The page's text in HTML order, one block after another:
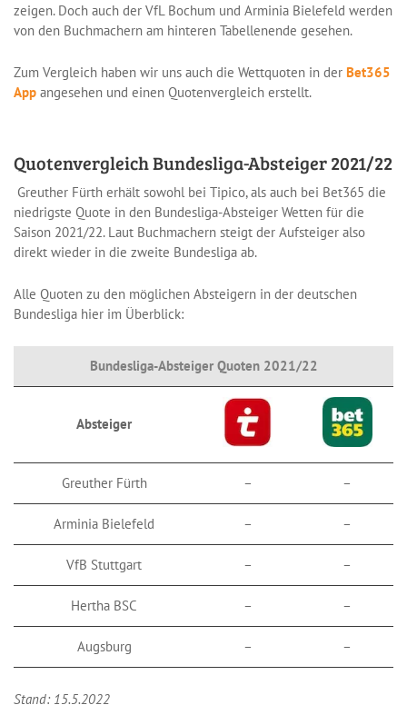
zeigen. Doch auch der VfL Bochum und Arminia Bielefeld werden
von den Buchmachern am hinteren Tabellenende gesehen.
Zum Vergleich haben wir uns auch die Wettquoten in der Bet365
App angesehen und einen Quotenvergleich erstellt.
Quotenvergleich Bundesliga-Absteiger 2021/22
Greuther Fürth erhält sowohl bei Tipico, als auch bei Bet365 die
niedrigste Quote in den Bundesliga-Absteiger Wetten für die
Saison 2021/22. Laut Buchmachern steigt der Aufsteiger also
direkt wieder in die zweite Bundesliga ab.
Alle Quoten zu den möglichen Absteigern in der deutschen
Bundesliga hier im Überblick:
Bundesliga-Absteiger Quoten 2021/22
Absteiger
Greuther Fürth – –
Arminia Bielefeld – –
VfB Stuttgart – –
Hertha BSC – –
Augsburg – –
Stand: 15.5.2022